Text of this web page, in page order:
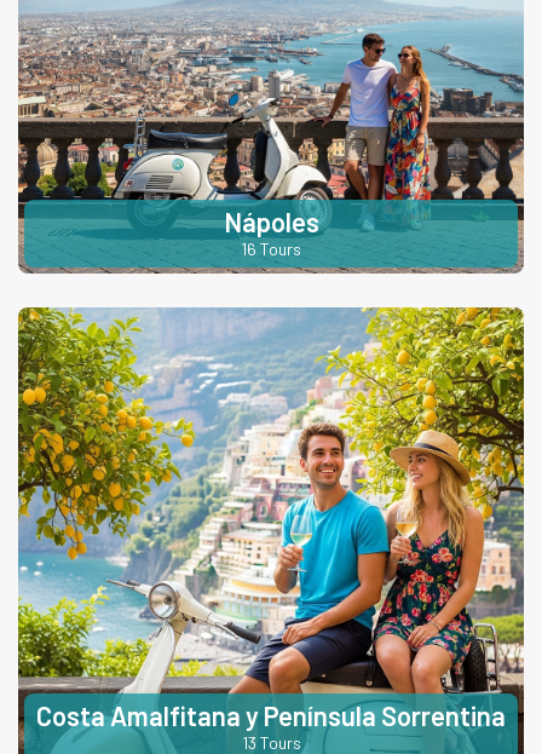
Nápoles
16 Tours
Costa Amalfitana y Península Sorrentina
13 Tours